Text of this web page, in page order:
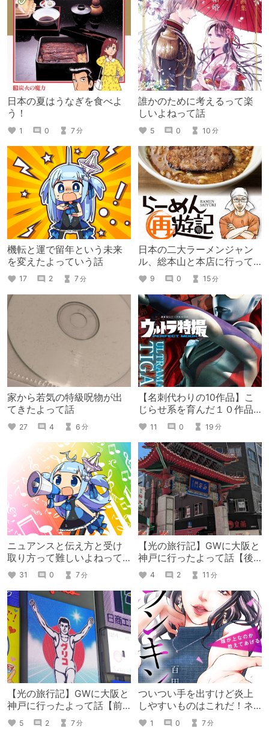
日本の夏はうなぎを食べよ
う！
1 0 7分
誰かのために考えるって楽
しいよねって話
5 0 10 分
機転と運で留年という未来
を変えたよっていう話
17 2 7分
日本の二大ラーメンジャン
ル、総本山と本店に行って
きたよって話
9 0 15分
家から若気の特級呪物が出
てきたよって話
27 4 6 分
【名刺代わりの10作品】こ
じらせ系を育んだ１０作品
【表面】
11 0 19 分
ニュアンスと伝え方と受け
取り方って難しいよねって
話 31 0 7分
【光の旅行記】GWに大阪と
神戸に行ったよって話【後
編】
4 2 11 分
【光の旅行記】GWに大阪と
神戸に行ったよって話【前
編】
5 2 7分
ついつい手を出すけど炎上
しやすいものはこれだ！ネ
ットの海はすぐ燃えるとい
う話
1 0 7分